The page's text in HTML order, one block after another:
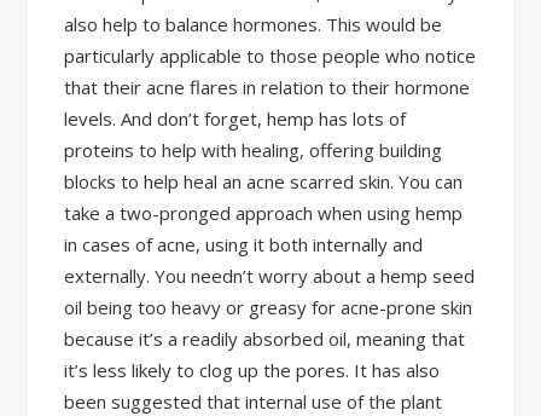
also help to balance hormones. This would be
particularly applicable to those people who notice
that their acne flares in relation to their hormone
levels. And don’t forget, hemp has lots of
proteins to help with healing, offering building
blocks to help heal an acne scarred skin. You can
take a two-pronged approach when using hemp
in cases of acne, using it both internally and
externally. You needn’t worry about a hemp seed
oil being too heavy or greasy for acne-prone skin
because it’s a readily absorbed oil, meaning that
it’s less likely to clog up the pores. It has also
been suggested that internal use of the plant